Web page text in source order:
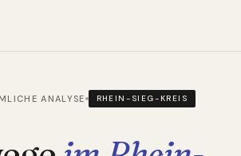
ANALYSE RHEIN-SIEG-KREIS